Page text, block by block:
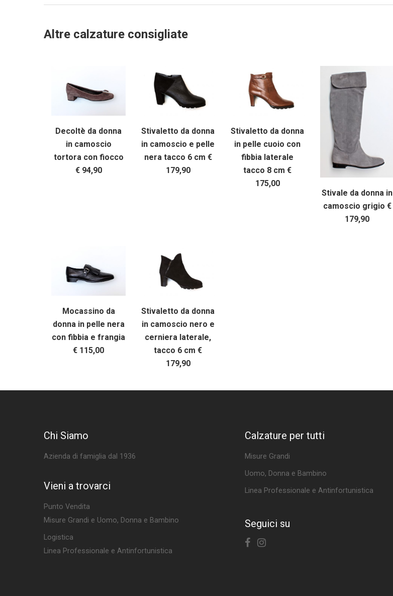
Altre calzature consigliate
Decoltè da donna
in camoscio
tortora con fiocco
€ 94,90
Stivaletto da donna
in camoscio e pelle
nera tacco 6 cm €
179,90
Stivaletto da donna
in pelle cuoio con
fibbia laterale
tacco 8 cm €
175,00
Stivale da donna in
camoscio grigio €
179,90
Mocassino da
donna in pelle nera
con fibbia e frangia
€ 115,00
Stivaletto da donna
in camoscio nero e
cerniera laterale,
tacco 6 cm €
179,90
Chi Siamo
Azienda di famiglia dal 1936
Vieni a trovarci
Punto Vendita
Misure Grandi e Uomo, Donna e Bambino
Logistica
Linea Professionale e Antinfortunistica
Calzature per tutti
Misure Grandi
Uomo, Donna e Bambino
Linea Professionale e Antinfortunistica
Seguici su